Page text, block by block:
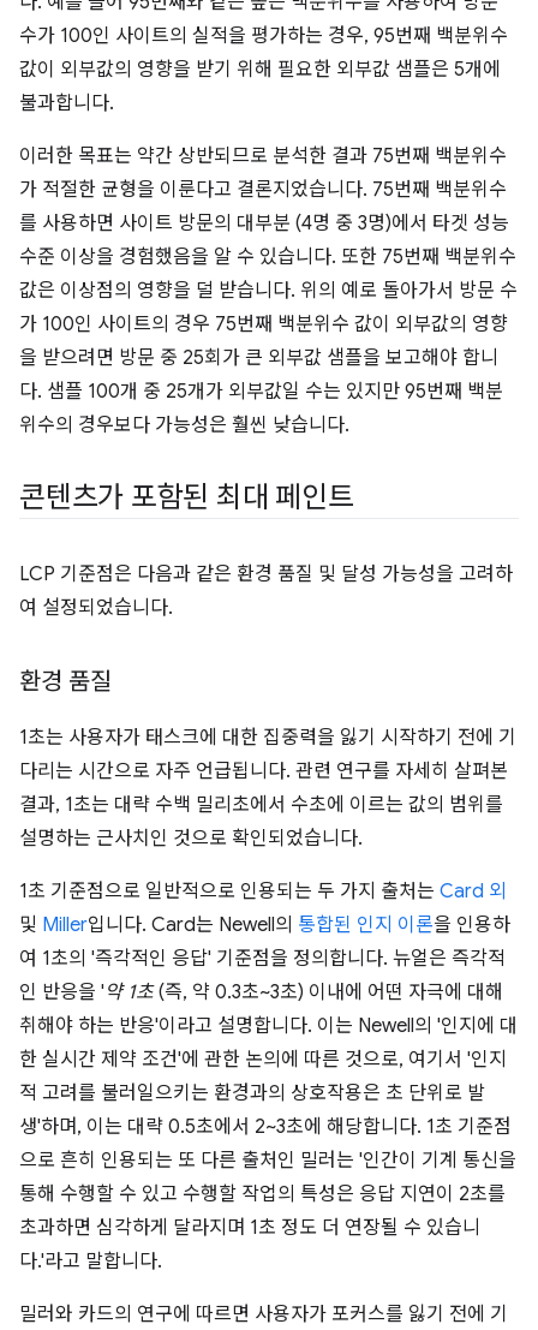
수가 100인 사이트의 실적을 평가하는 경우, 95번째 백분위수
값이 외부값의 영향을 받기 위해 필요한 외부값 샘플은 5개에
불과합니다.
이러한 목표는 약간 상반되므로 분석한 결과 75번째 백분위수
가 적절한 균형을 이룬다고 결론지었습니다. 75번째 백분위수
를 사용하면 사이트 방문의 대부분 (4명 중 3명)에서 타겟 성능
수준 이상을 경험했음을 알 수 있습니다. 또한 75번째 백분위수
값은 이상점의 영향을 덜 받습니다. 위의 예로 돌아가서 방문 수
가 100인 사이트의 경우 75번째 백분위수 값이 외부값의 영향
을 받으려면 방문 중 25회가 큰 외부값 샘플을 보고해야 합니
다. 샘플 100개 중 25개가 외부값일 수는 있지만 95번째 백분
위수의 경우보다 가능성은 훨씬 낮습니다.
콘텐츠가 포함된 최대 페인트
LCP 기준점은 다음과 같은 환경 품질 및 달성 가능성을 고려하
여 설정되었습니다.
환경 품질
1초는 사용자가 태스크에 대한 집중력을 잃기 시작하기 전에 기
다리는 시간으로 자주 언급됩니다. 관련 연구를 자세히 살펴본
결과, 1초는 대략 수백 밀리초에서 수초에 이르는 값의 범위를
설명하는 근사치인 것으로 확인되었습니다.
1초 기준점으로 일반적으로 인용되는 두 가지 출처는 Card 외
및 Miller입니다. Card는 Newell의 통합된 인지 이론을 인용하
여 1초의 '즉각적인 응답' 기준점을 정의합니다. 뉴얼은 즉각적
인 반응을 ' 약 1초(즉, 약 0.3초~3초) 이내에 어떤 자극에 대해
취해야 하는 반응'이라고 설명합니다. 이는 Newell의 '인지에 대
한 실시간 제약 조건'에 관한 논의에 따른 것으로, 여기서 '인지
적 고려를 불러일으키는 환경과의 상호작용은 초 단위로 발
생'하며, 이는 대략 0.5초에서 2~3초에 해당합니다. 1초 기준점
으로 흔히 인용되는 또 다른 출처인 밀러는 '인간이 기계 통신을
통해 수행할 수 있고 수행할 작업의 특성은 응답 지연이 2초를
초과하면 심각하게 달라지며 1초 정도 더 연장될 수 있습니
다.'라고 말합니다.
밀러와 카드의 연구에 따르면 사용자가 포커스를 잃기 전에 기